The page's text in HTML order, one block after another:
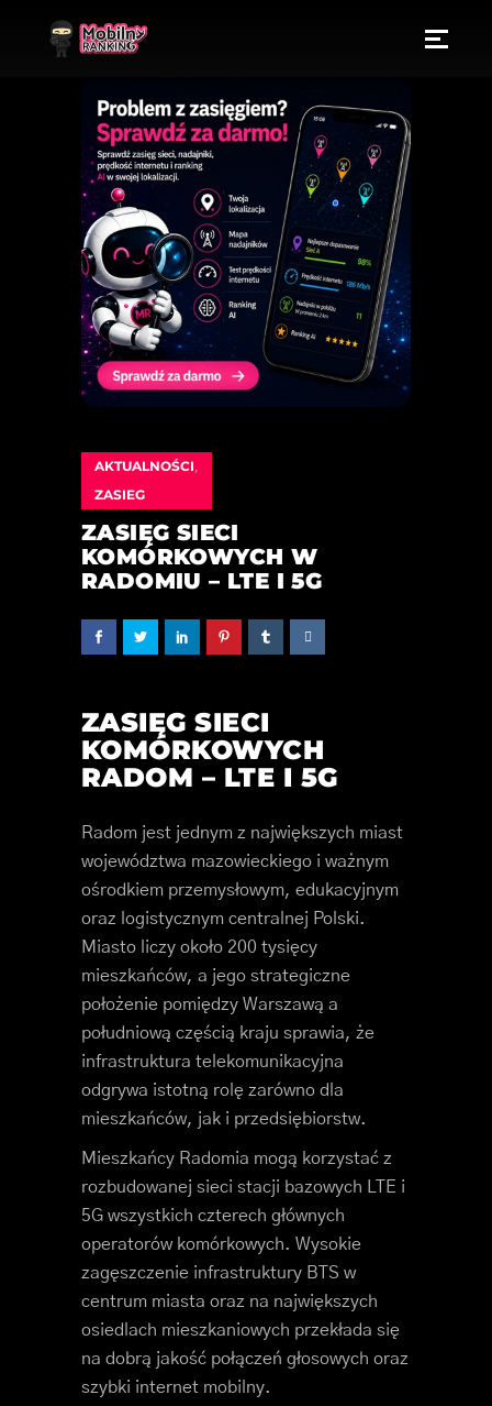
AKTUALNOŚCI
ZASIEG
ZASIĘG SIECI
KOMÓRKOWYCH W
RADOMIU – LTE I 5G
ZASIĘG SIECI
KOMÓRKOWYCH
RADOM – LTE I 5G
Radom jest jednym z największych miast
województwa mazowieckiego i ważnym
ośrodkiem przemysłowym, edukacyjnym
oraz logistycznym centralnej Polski.
Miasto liczy około 200 tysięcy
mieszkańców, a jego strategiczne
położenie pomiędzy Warszawą a
południową częścią kraju sprawia, że
infrastruktura telekomunikacyjna
odgrywa istotną rolę zarówno dla
mieszkańców, jak i przedsiębiorstw.
Mieszkańcy Radomia mogą korzystać z
rozbudowanej sieci stacji bazowych LTE i
5G wszystkich czterech głównych
operatorów komórkowych. Wysokie
zagęszczenie infrastruktury BTS w
centrum miasta oraz na największych
osiedlach mieszkaniowych przekłada się
na dobrą jakość połączeń głosowych oraz
szybki internet mobilny.